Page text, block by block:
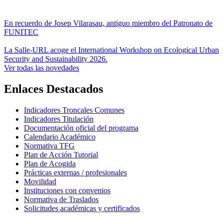
En recuerdo de Josep Vilarasau, antiguo miembro del Patronato de
FUNITEC
La Salle-URL acoge el International Workshop on Ecological Urban
Security and Sustainability 2026.
Ver todas las novedades
Enlaces Destacados
Indicadores Troncales Comunes
Indicadores Titulación
Documentación oficial del programa
Calendario Académico
Normativa TFG
Plan de Acción Tutorial
Plan de Acogida
Prácticas externas / profesionales
Movilidad
Instituciones con convenios
Normativa de Traslados
Solicitudes académicas y certificados